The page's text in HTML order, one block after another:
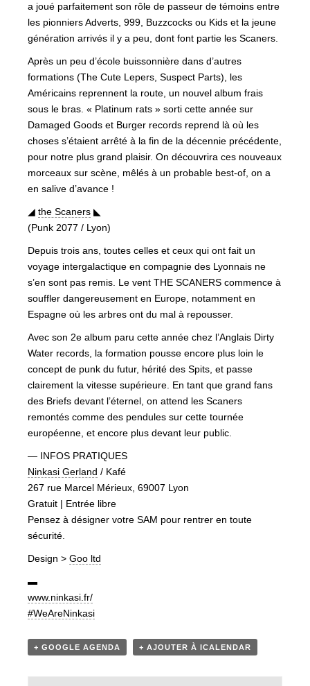
a joué parfaitement son rôle de passeur de témoins entre
les pionniers Adverts, 999, Buzzcocks ou Kids et la jeune
génération arrivés il y a peu, dont font partie les Scaners.
Après un peu d’école buissonnière dans d’autres
formations (The Cute Lepers, Suspect Parts), les
Américains reprennent la route, un nouvel album frais
sous le bras. « Platinum rats » sorti cette année sur
Damaged Goods et Burger records reprend là où les
choses s’étaient arrêté à la fin de la décennie précédente,
pour notre plus grand plaisir. On découvrira ces nouveaux
morceaux sur scène, mêlés à un probable best-of, on a
en salive d’avance !
◢ the Scaners ◣
(Punk 2077 / Lyon)
Depuis trois ans, toutes celles et ceux qui ont fait un
voyage intergalactique en compagnie des Lyonnais ne
s’en sont pas remis. Le vent THE SCANERS commence à
souffler dangereusement en Europe, notamment en
Espagne où les arbres ont du mal à repousser.
Avec son 2e album paru cette année chez l’Anglais Dirty
Water records, la formation pousse encore plus loin le
concept de punk du futur, hérité des Spits, et passe
clairement la vitesse supérieure. En tant que grand fans
des Briefs devant l’éternel, on attend les Scaners
remontés comme des pendules sur cette tournée
européenne, et encore plus devant leur public.
— INFOS PRATIQUES
Ninkasi Gerland / Kafé
267 rue Marcel Mérieux, 69007 Lyon
Gratuit | Entrée libre
Pensez à désigner votre SAM pour rentrer en toute
sécurité.
Design > Goo ltd
▬
www.ninkasi.fr/
#WeAreNinkasi
+ GOOGLE AGENDA + AJOUTER À ICALENDAR